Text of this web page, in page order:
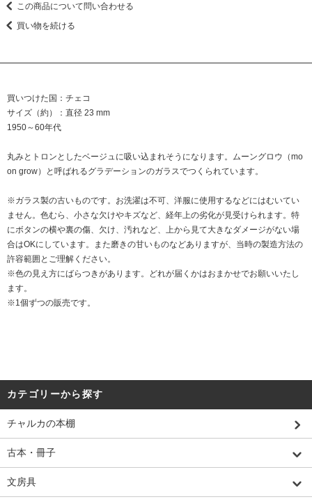
この商品について問い合わせる
買い物を続ける
買いつけた国：チェコ
サイズ（約）：直径 23 mm
1950～60年代
丸みとトロンとしたベージュに吸い込まれそうになります。ムーングロウ（mo
on grow）と呼ばれるグラデーションのガラスでつくられています。
※ガラス製の古いものです。お洗濯は不可、洋服に使用するなどにはむいてい
ません。色むら、小さな欠けやキズなど、経年上の劣化が見受けられます。特
にボタンの横や裏の傷、欠け、汚れなど、上から見て大きなダメージがない場
合はOKにしています。また磨きの甘いものなどありますが、当時の製造方法の
許容範囲とご理解ください。
※色の見え方にばらつきがあります。どれが届くかはおまかせでお願いいたし
ます。
※1個ずつの販売です。
カテゴリーから探す
チャルカの本棚
古本・冊子
文房具